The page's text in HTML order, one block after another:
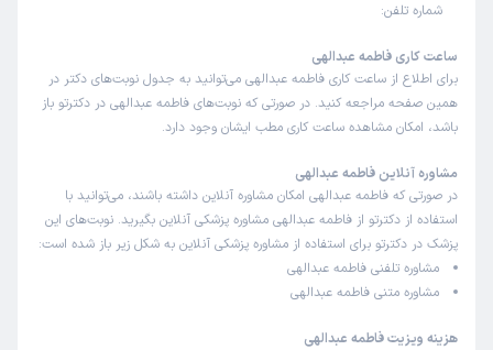
شماره تلفن:
ساعت کاری فاطمه عبدالهی
برای اطلاع از ساعت کاری فاطمه عبدالهی می‌توانید به جدول نوبت‌های دکتر در
همین صفحه مراجعه کنید. در صورتی که نوبت‌های فاطمه عبدالهی در دکترتو باز
باشد، امکان مشاهده ساعت کاری مطب ایشان وجود دارد.
مشاوره آنلاین فاطمه عبدالهی
در صورتی که فاطمه عبدالهی امکان مشاوره آنلاین داشته باشند، می‌توانید با
استفاده از دکترتو از فاطمه عبدالهی مشاوره پزشکی آنلاین بگیرید. نوبت‌های این
پزشک در دکترتو برای استفاده از مشاوره پزشکی آنلاین به شکل زیر باز شده است:
مشاوره تلفنی فاطمه عبدالهی
مشاوره متنی فاطمه عبدالهی
هزینه ویزیت فاطمه عبدالهی